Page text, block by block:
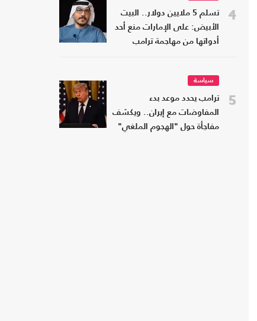
4
تسلم 5 ملايين دولار.. البيت
الأبيض: على الإمارات منع أحد
أدواتها من مهاجمة ترامب
5
سياسة
ترامب يحدد موعد بدء
المفاوضات مع إيران.. ويكشف
مفاجأة حول "الهجوم الملغي"